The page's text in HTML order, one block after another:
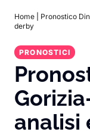
Home
Pronostico
derby
PRONOSTICI
analisi